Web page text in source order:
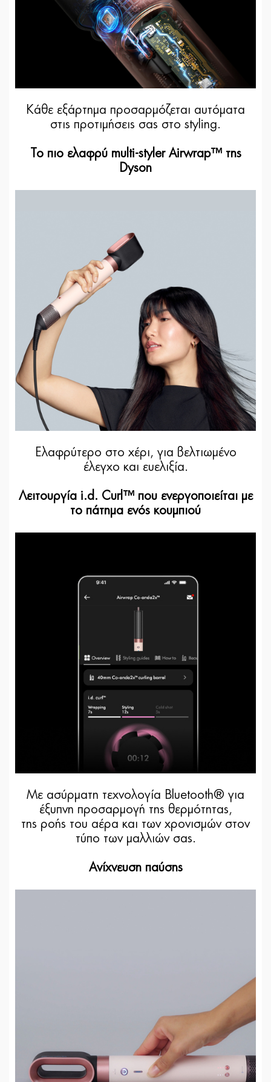
Κάθε εξάρτημα προσαρμόζεται αυτόματα
στις προτιμήσεις σας στο styling.
Το πιο ελαφρύ multi-styler Airwrap™ της
Dyson
Ελαφρύτερο στο χέρι, για βελτιωμένο
έλεγχο και ευελιξία.
Λειτουργία i.d. Curl™ που ενεργοποιείται με
το πάτημα ενός κουμπιού
Με ασύρματη τεχνολογία Bluetooth® για
έξυπνη προσαρμογή της θερμότητας,
της ροής του αέρα και των χρονισμών στον
τύπο των μαλλιών σας.
Ανίχνευση παύσης